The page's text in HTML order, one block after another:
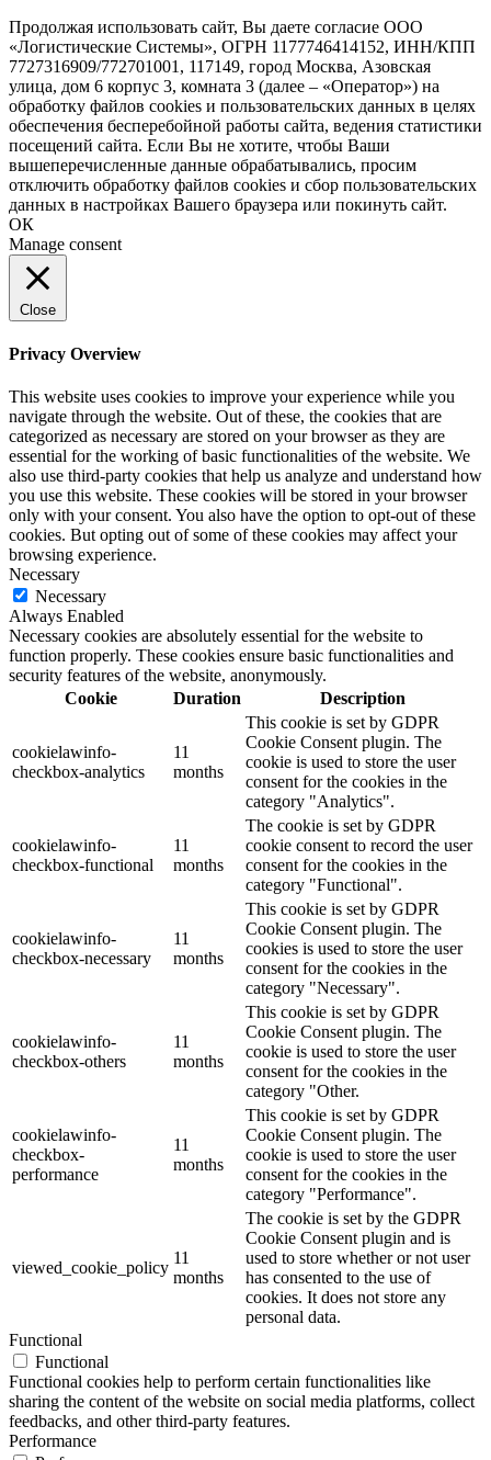
Продолжая использовать сайт, Вы даете согласие ООО
«Логистические Системы», ОГРН 1177746414152, ИНН/КПП
7727316909/772701001, 117149, город Москва, Азовская
улица, дом 6 корпус 3, комната 3 (далее – «Оператор») на
обработку файлов cookies и пользовательских данных в целях
обеспечения бесперебойной работы сайта, ведения статистики
посещений сайта. Если Вы не хотите, чтобы Ваши
вышеперечисленные данные обрабатывались, просим
отключить обработку файлов cookies и сбор пользовательских
данных в настройках Вашего браузера или покинуть сайт.
ОК
Manage consent
Close
Privacy Overview
This website uses cookies to improve your experience while you
navigate through the website. Out of these, the cookies that are
categorized as necessary are stored on your browser as they are
essential for the working of basic functionalities of the website. We
also use third-party cookies that help us analyze and understand how
you use this website. These cookies will be stored in your browser
only with your consent. You also have the option to opt-out of these
cookies. But opting out of some of these cookies may affect your
browsing experience.
Necessary
Necessary
Always Enabled
Necessary cookies are absolutely essential for the website to
function properly. These cookies ensure basic functionalities and
security features of the website, anonymously.
Cookie
Duration Description
cookielawinfo-
checkbox-analytics
11
months
This cookie is set by GDPR
Cookie Consent plugin. The
cookie is used to store the user
consent for the cookies in the
category "Analytics".
cookielawinfo-
checkbox-functional
11
months
The cookie is set by GDPR
cookie consent to record the user
consent for the cookies in the
category "Functional".
cookielawinfo-
checkbox-necessary
11
months
This cookie is set by GDPR
Cookie Consent plugin. The
cookies is used to store the user
consent for the cookies in the
category "Necessary".
cookielawinfo-
checkbox-others
11
months
This cookie is set by GDPR
Cookie Consent plugin. The
cookie is used to store the user
consent for the cookies in the
category "Other.
cookielawinfo-
checkbox-
performance
11
months
This cookie is set by GDPR
Cookie Consent plugin. The
cookie is used to store the user
consent for the cookies in the
category "Performance".
viewed_cookie_policy
11
months
The cookie is set by the GDPR
Cookie Consent plugin and is
used to store whether or not user
has consented to the use of
cookies. It does not store any
personal data.
Functional
Functional
Functional cookies help to perform certain functionalities like
sharing the content of the website on social media platforms, collect
feedbacks, and other third-party features.
Performance